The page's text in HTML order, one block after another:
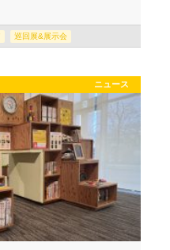
巡回展&展示会
ニュース